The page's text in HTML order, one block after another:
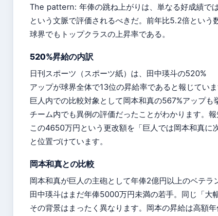
The pattern: 年俸の跳ね上がりは、単なる好成績で
という文脈で評価されるべきだ。前年比5.2倍という
球界でもトップクラスの上昇率である。
520%昇給の内訳
日刊スポーツ（スポーツ紙）は、田中瑛斗の520%
アップが球界全体で13位の昇給率であると報じてい
巨人内での比較対象として岡本和真の567%アップも
チーム内でも異例の評価だったことがわかります。
この4650万円という更改額を「巨人では岡本和真に
と位置づけています。
岡本和真との比較
岡本和真が巨人の主砲として年俸2億円以上のベテラ
田中瑛斗はまだ年俸5000万円未満の若手。同じ「大
その背景はまったく異なります。岡本の昇給は高額